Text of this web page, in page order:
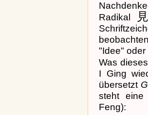
Radikal
見
"Idee" oder
Was
I Ging
übersetzt
steht eine
Feng):